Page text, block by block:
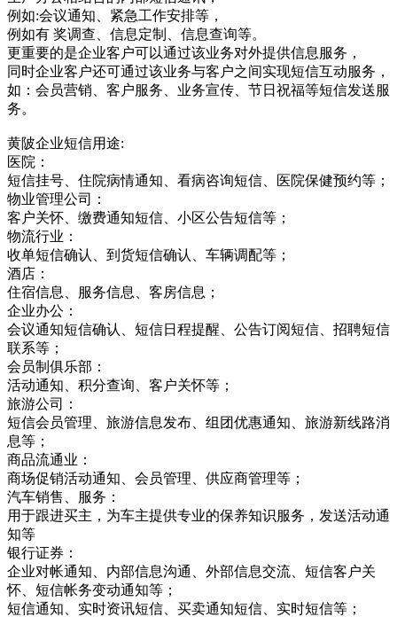
例如:会议通知、紧急工作安排等，
例如有 奖调查、信息定制、信息查询等。
更重要的是企业客户可以通过该业务对外提供信息服务，
同时企业客户还可通过该业务与客户之间实现短信互动服务，
如：会员营销、客户服务、业务宣传、节日祝福等短信发送服
务。
黄陂企业短信用途:
医院：
短信挂号、住院病情通知、看病咨询短信、医院保健预约等；
物业管理公司：
客户关怀、缴费通知短信、小区公告短信等；
物流行业：
收单短信确认、到货短信确认、车辆调配等；
酒店：
住宿信息、服务信息、客房信息；
企业办公：
会议通知短信确认、短信日程提醒、公告订阅短信、招聘短信
联系等；
会员制俱乐部：
活动通知、积分查询、客户关怀等；
旅游公司：
短信会员管理、旅游信息发布、组团优惠通知、旅游新线路消
息等；
商品流通业：
商场促销活动通知、会员管理、供应商管理等；
汽车销售、服务：
用于跟进买主，为车主提供专业的保养知识服务，发送活动通
知等
银行证券：
企业对帐通知、内部信息沟通、外部信息交流、短信客户关
怀、短信帐务变动通知等；
短信通知、实时资讯短信、买卖通知短信、实时短信等；